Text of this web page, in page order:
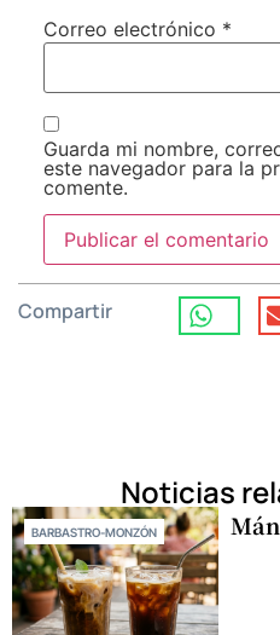
Correo electrónico *
Guarda mi nombre,
este navegador para la
comente.
Compartir
Noticias
BARBASTRO-MONZÓN